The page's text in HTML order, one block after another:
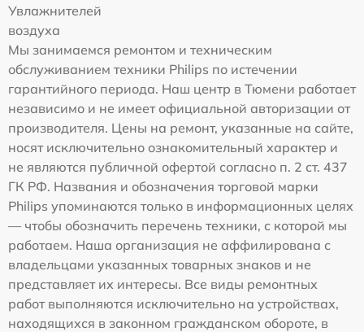
Увлажнителей
воздуха
Мы занимаемся ремонтом и техническим
обслуживанием техники Philips по истечении
гарантийного периода. Наш центр в Тюмени работает
независимо и не имеет официальной авторизации от
производителя. Цены на ремонт, указанные на сайте,
носят исключительно ознакомительный характер и
не являются публичной офертой согласно п. 2 ст. 437
ГК РФ. Названия и обозначения торговой марки
Philips упоминаются только в информационных целях
— чтобы обозначить перечень техники, с которой мы
работаем. Наша организация не аффилирована с
владельцами указанных товарных знаков и не
представляет их интересы. Все виды ремонтных
работ выполняются исключительно на устройствах,
находящихся в законном гражданском обороте, в